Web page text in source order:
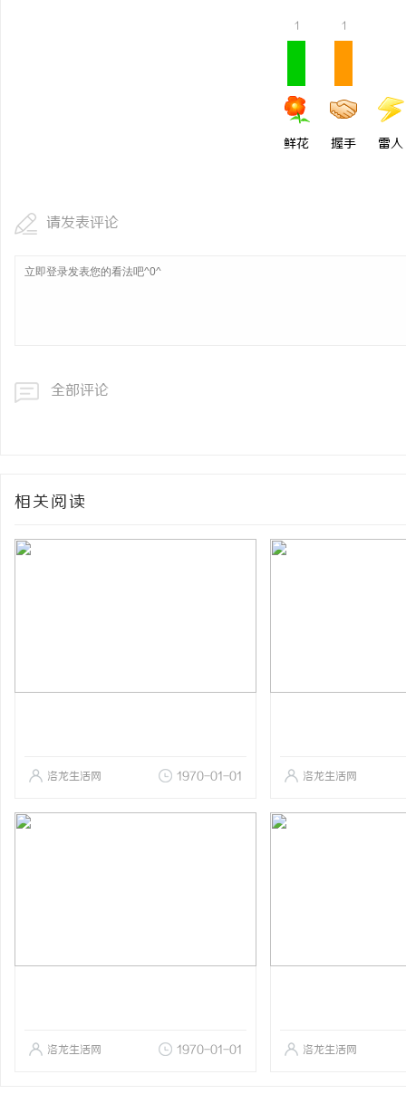
1
鲜花
1
握手 雷人
请发表评论
全部评论
相关阅读
洛龙生活网 1970-01-01 洛龙生活网
洛龙生活网 1970-01-01 洛龙生活网